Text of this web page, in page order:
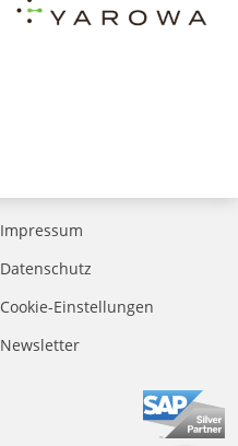
Impressum
Datenschutz
Cookie-Einstellungen
Newsletter